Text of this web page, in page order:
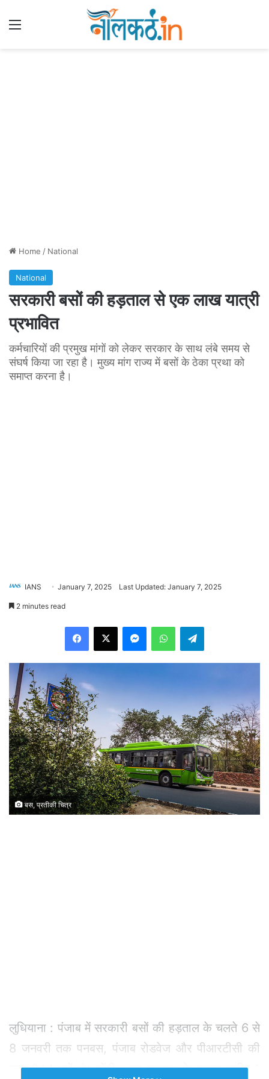
Home / National
National
सरकारी बसों की हड़ताल से एक लाख यात्री
प्रभावित
कर्मचारियों की प्रमुख मांगों को लेकर सरकार के साथ लंबे समय से
संघर्ष किया जा रहा है। मुख्य मांग राज्य में बसों के ठेका प्रथा को
समाप्त करना है।
IANS January 7, 2025 Last Updated: January 7, 2025
2 minutes read
बस, प्रतीकी चित्र
लुधियाना : पंजाब में सरकारी बसों की हड़ताल के चलते 6 से
8 जनवरी तक पनबस, पंजाब रोडवेज और पीआरटीसी की
कुल 244 बसें बंद रहेंगी। इस हड़ताल के कारण करीब 1